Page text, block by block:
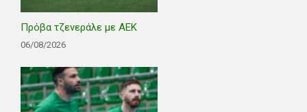
Πρόβα τζενεράλε με ΑΕΚ
06/08/2026